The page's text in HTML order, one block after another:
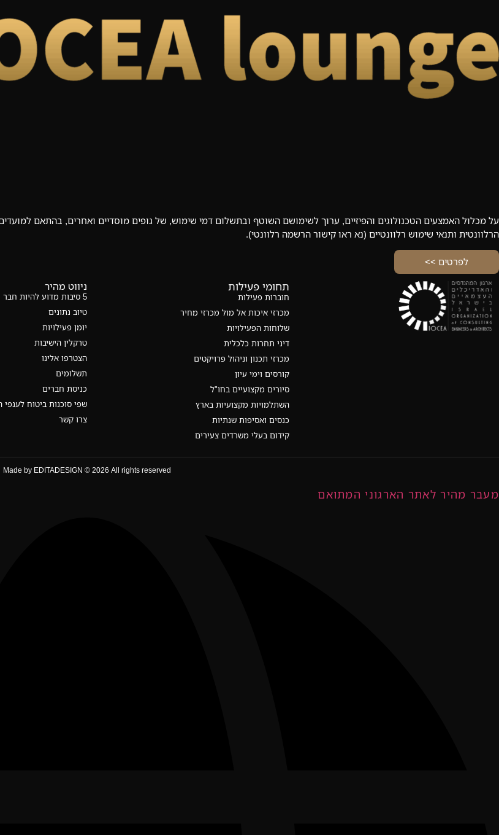
על מכלול האמצעים הטכנולוגים והפיזיים, ערוך לשימושם השוטף ובתשלום דמי שימוש, של גופים מוסדיים ואחרים, בהתאם
הרלוונטית ותנאי שימוש רלוונטיים (נא ראו קישור הרשמה רלוונטי).
לפרטים >>
תחומי פעילות
חוברות פעילות
מכרזי איכות אל מול מכרזי מחיר
שלוחות הפעילויות
דיני תחרות כלכלית
מכרזי תכנון וניהול פרויקטים
קורסים וימי עיון
סיורים מקצועיים בחו"ל
השתלמויות מקצועיות בארץ
כנסים ואסיפות שנתיות
קידום בעלי משרדים צעירים
ניווט מהיר
5 סיבות מדוע להיות חבר
טיוב נתונים
יומן פעילויות
טרקלין הישיבות
הצטרפו אלינו
תשלומים
כניסת חברים
שפי סוכנות ביטוח
צרו קשר
Made by EDITADESIGN © 2026 All rights reserved
מעבר מהיר לאתר הארגוני המתואם